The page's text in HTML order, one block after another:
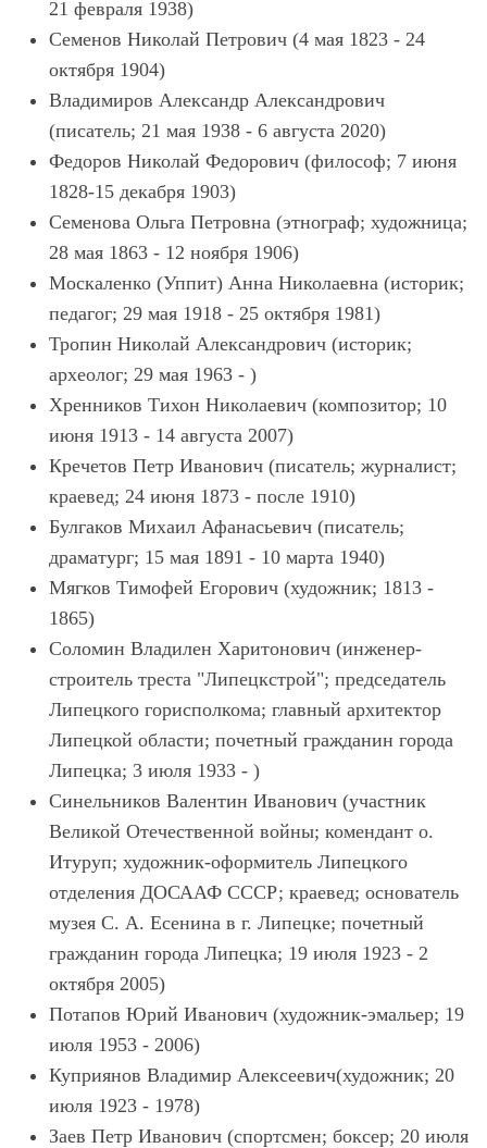
21 февраля 1938)
Семенов Николай Петрович (4 мая 1823 - 24
октября 1904)
Владимиров Александр Александрович
(писатель; 21 мая 1938 - 6 августа 2020)
Федоров Николай Федорович (философ; 7 июня
1828-15 декабря 1903)
Семенова Ольга Петровна (этнограф; художница;
28 мая 1863 - 12 ноября 1906)
Москаленко (Уппит) Анна Николаевна (историк;
педагог; 29 мая 1918 - 25 октября 1981)
Тропин Николай Александрович (историк;
археолог; 29 мая 1963 - )
Хренников Тихон Николаевич (композитор; 10
июня 1913 - 14 августа 2007)
Кречетов Петр Иванович (писатель; журналист;
краевед; 24 июня 1873 - после 1910)
Булгаков Михаил Афанасьевич (писатель;
драматург; 15 мая 1891 - 10 марта 1940)
Мягков Тимофей Егорович (художник; 1813 -
1865)
Соломин Владилен Харитонович (инженер-
строитель треста "Липецкстрой"; председатель
Липецкого горисполкома; главный архитектор
Липецкой области; почетный гражданин города
Липецка; 3 июля 1933 - )
Синельников Валентин Иванович (участник
Великой Отечественной войны; комендант о.
Итуруп; художник-оформитель Липецкого
отделения ДОСААФ СССР; краевед; основатель
музея С. А. Есенина в г. Липецке; почетный
гражданин города Липецка; 19 июля 1923 - 2
октября 2005)
Потапов Юрий Иванович (художник-эмальер; 19
июля 1953 - 2006)
Куприянов Владимир Алексеевич(художник; 20
июля 1923 - 1978)
Заев Петр Иванович (спортсмен; боксер; 20 июля